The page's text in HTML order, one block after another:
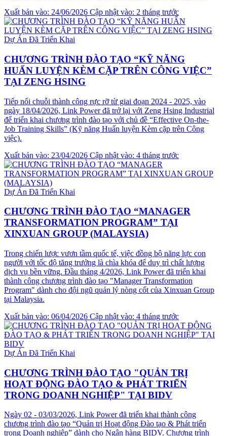
Xuất bản vào: 24/06/2026 Cập nhật vào: 2 tháng trước
Dự Án Đã Triển Khai
CHƯƠNG TRÌNH ĐÀO TẠO “KỸ NĂNG
HUẤN LUYỆN KÈM CẶP TRÊN CÔNG VIỆC”
TẠI ZENG HSING
Tiếp nối chuỗi thành công rực rỡ từ giai đoạn 2024 - 2025, vào
ngày 18/04/2026, Link Power đã trở lại với Zeng Hsing Industrial
để triển khai chương trình đào tạo với chủ đề “Effective On-the-
Job Training Skills” (Kỹ năng Huấn luyện Kèm cặp trên Công
việc).
Xuất bản vào: 23/04/2026 Cập nhật vào: 4 tháng trước
Dự Án Đã Triển Khai
CHƯƠNG TRÌNH ĐÀO TẠO “MANAGER
TRANSFORMATION PROGRAM” TẠI
XINXUAN GROUP (MALAYSIA)
Trong chiến lược vươn tầm quốc tế, việc đồng bộ năng lực con
người với tốc độ tăng trưởng là chìa khóa để duy trì chất lượng
dịch vụ bền vững. Đầu tháng 4/2026, Link Power đã triển khai
thành công chương trình đào tạo "Manager Transformation
Program" dành cho đội ngũ quản lý nòng cốt của Xinxuan Group
tại Malaysia.
Xuất bản vào: 06/04/2026 Cập nhật vào: 4 tháng trước
Dự Án Đã Triển Khai
CHƯƠNG TRÌNH ĐÀO TẠO "QUẢN TRỊ
HOẠT ĐỘNG ĐÀO TẠO & PHÁT TRIỂN
TRONG DOANH NGHIỆP" TẠI BIDV
Ngày 02 - 03/03/2026, Link Power đã triển khai thành công
chương trình đào tạo “Quản trị Hoạt động Đào tạo & Phát triển
trong Doanh nghiệp” dành cho Ngân hàng BIDV. Chương trình